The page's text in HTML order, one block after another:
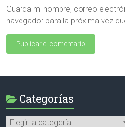
Guarda mi nombre, correo
navegador para la próxima vez
Categorías
Categorías